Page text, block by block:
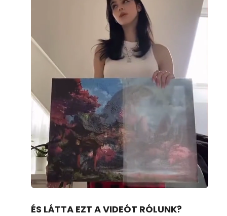
Unmute Loaded:
100.00%
ÉS LÁTTA EZT A VIDEÓT RÓLUNK?